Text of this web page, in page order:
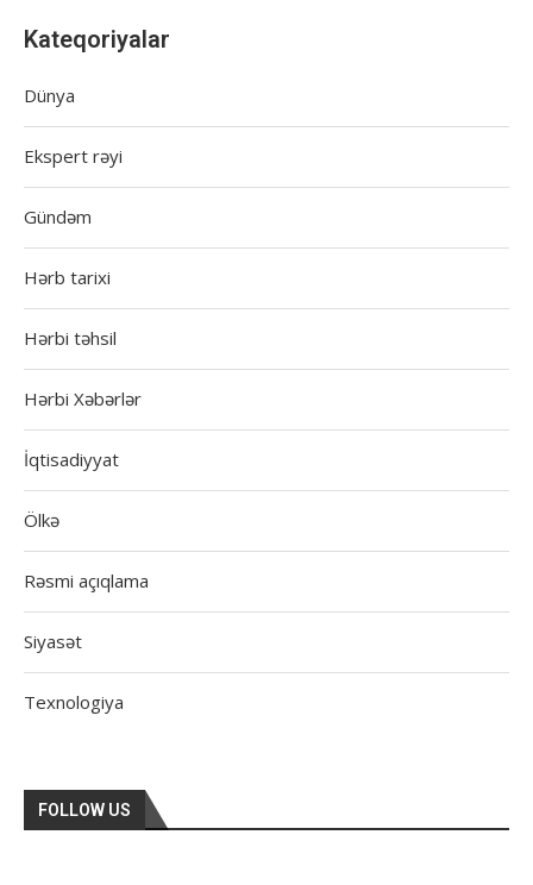
Kateqoriyalar
Dünya
Ekspert rəyi
Gündəm
Hərb tarixi
Hərbi təhsil
Hərbi Xəbərlər
İqtisadiyyat
Ölkə
Rəsmi açıqlama
Siyasət
Texnologiya
FOLLOW US